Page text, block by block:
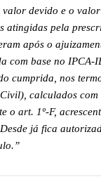
valor devido e o
atingidas pela
após o
com base no IPCA-
cumprida, nos
calculados
art. 1º-F,
já fica